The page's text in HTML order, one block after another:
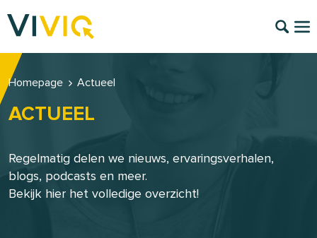
Homepage Actueel
ACTUEEL
Regelmatig delen we nieuws, ervaringsverhalen,
blogs, podcasts en meer.
Bekijk hier het volledige overzicht!